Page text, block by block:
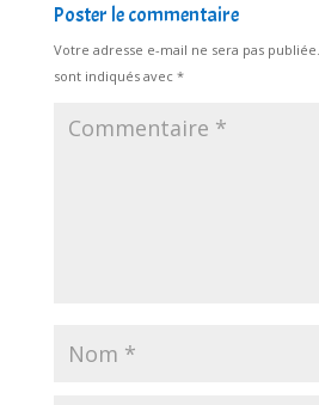
Poster le commentaire
Votre adresse e-mail ne sera pas publiée.
sont indiqués avec *